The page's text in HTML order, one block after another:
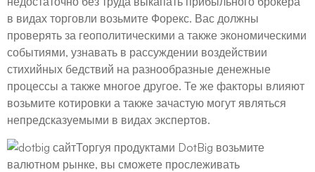
в видах торговли возьмите Форекс. Вас должны
проверять за геополитическими а также экономическими
событиями, узнавать в рассуждении воздействии
стихийных бедствий на разнообразные денежные
процессы а также многое другое. Те же факторы влияют
возьмите котировки а также зачастую могут являться
непредсказуемыми в видах экспертов.
Торгуя продуктами DotBig возьмите
валютном рынке, вы сможете прослеживать